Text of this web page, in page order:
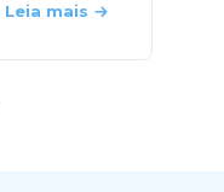
Leia mais